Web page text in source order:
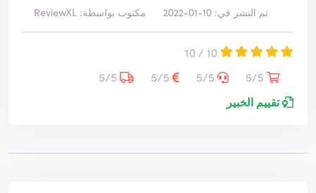
تم النشر في: 10-01-2022 مكتوب بواسطة: ReviewXL
10 / 10
تقييم الخبير